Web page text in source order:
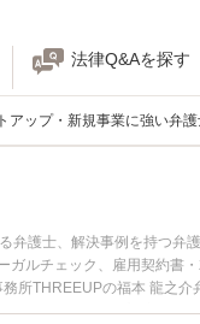
法律Q&Aを探す
アップ・新規事業に強い弁
弁護士、解決事例を持つ弁
ルチェック、雇用契約書
所THREEUPの福本 龍之介
たスタートアップ・新規事